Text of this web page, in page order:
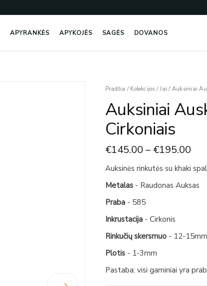
APYRANKĖS APYKOJĖS SAGĖS DOVANOS
Pradžia / Kolekcijos / Jai /Auksiniai
Auksiniai
Cirkoniais
€145.00 – €195.00
Auksinės rinkutės su khaki
Metalas- Raudonas Auksas
Praba- 585
Inkrustacija- Cirkonis
Rinkučių skersmuo- 12-15mm
Plotis- 1-3mm
Pastaba: visi gaminiai yra
produkto
Auksiniai
Auskarai
-
Rinkutės
Su
Cirkoniais